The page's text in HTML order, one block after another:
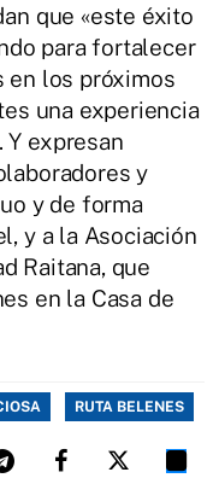
que «este éxito
para fortalecer
en los próximos
una experiencia
Y expresan
y
y de forma
y a la Asociación
Raitana, que
en la Casa de
RUTA BELENES